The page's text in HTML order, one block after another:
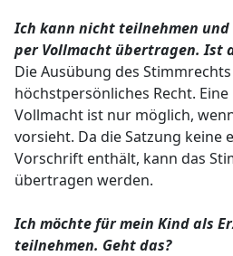
Ich kann nicht teilnehmen und
per Vollmacht übertragen. Ist
Die Ausübung des
höchstpersönliches Recht.
Vollmacht ist nur möglich,
vorsieht. Da die Satzung keine
Vorschrift enthält, kann das
übertragen werden.
Ich möchte für mein Kind als
teilnehmen. Geht das?